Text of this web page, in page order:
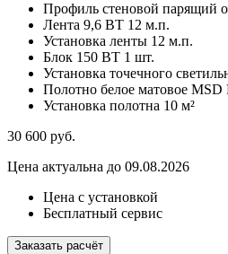
Профиль стеновой парящий
Лента 9,6 ВТ 12 м.п.
Установка ленты 12 м.п.
Блок 150 ВТ 1 шт.
Установка точечного
Полотно белое матовое MSD
Установка полотна 10 м²
30 600 руб.
Цена актуальна до 09.08.2026
Цена с установкой
Бесплатный сервис
Заказать расчёт